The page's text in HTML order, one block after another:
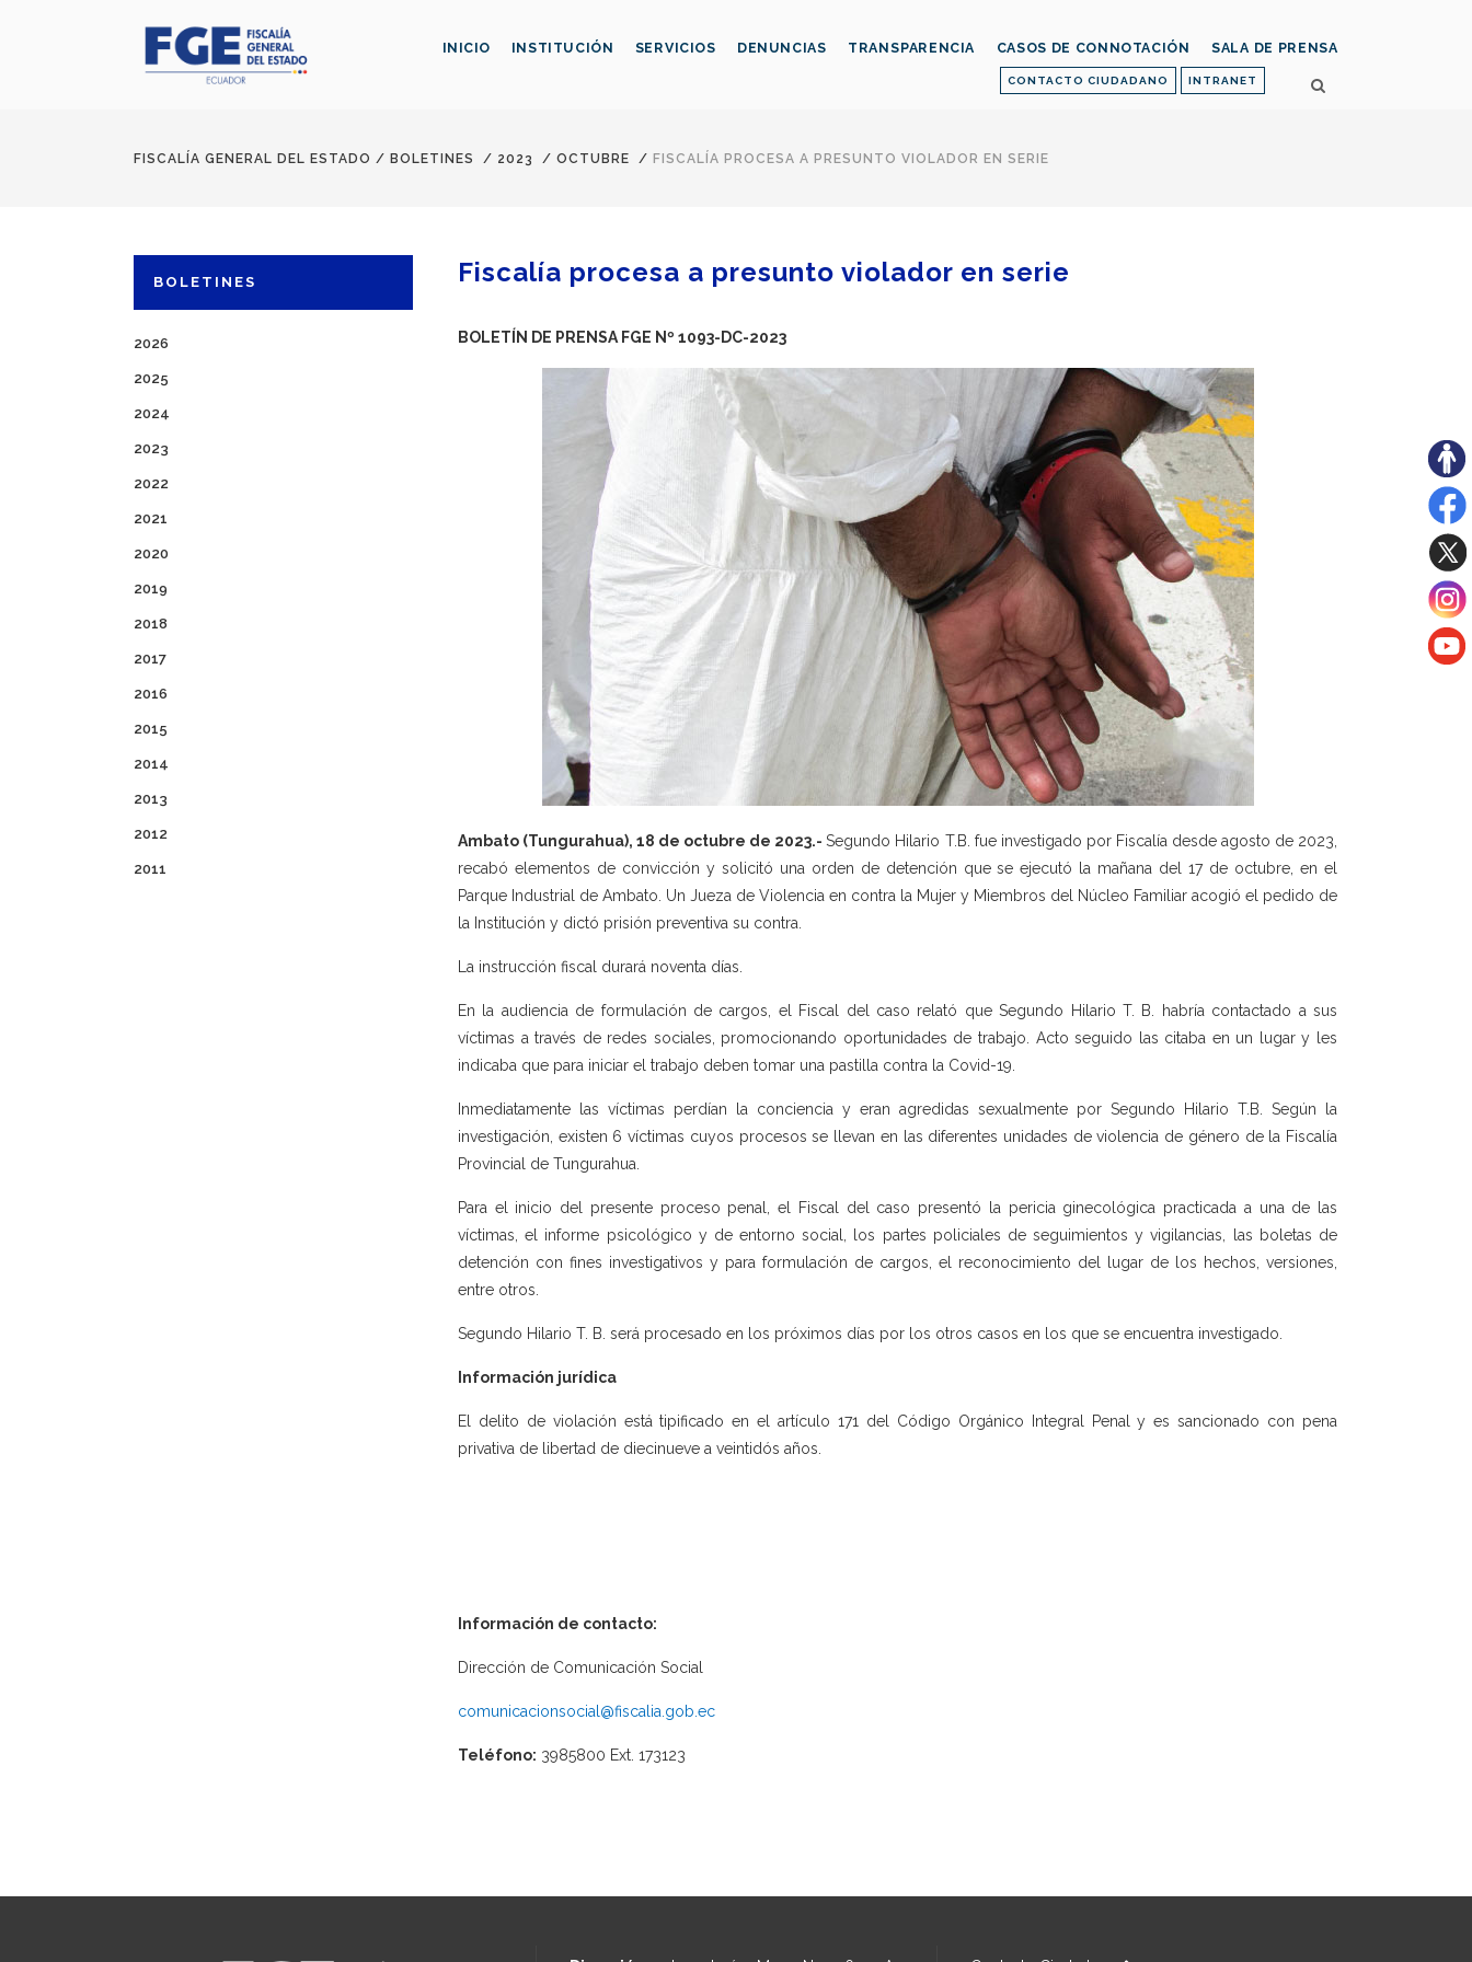
CONTACTO CIUDADANO INTRANET
INICIO INSTITUCIÓN SERVICIOS DENUNCIAS TRANSPARENCIA CASOS DE CONNOTACIÓN SALA DE PRENSA
FISCALÍA GENERAL DEL ESTADO / BOLETINES / 2023 / OCTUBRE / FISCALÍA PROCESA A PRESUNTO VIOLADOR EN SERIE
BOLETINES
2026
2025
2024
2023
2022
2021
2020
2019
2018
2017
2016
2015
2014
2013
2012
2011
Fiscalía procesa a presunto violador en serie
BOLETÍN DE PRENSA FGE Nº 1093-DC-2023
Ambato (Tungurahua), 18 de octubre de 2023.-Segundo Hilario T.B. fue investigado por Fiscalía desde agosto de 2023,
recabó elementos de convicción y solicitó una orden de detención que se ejecutó la mañana del 17 de octubre, en el
Parque Industrial de Ambato. Un Jueza de Violencia en contra la Mujer y Miembros del Núcleo Familiar acogió el pedido de
la Institución y dictó prisión preventiva su contra.
La instrucción fiscal durará noventa días.
En la audiencia de formulación de cargos, el Fiscal del caso relató que Segundo Hilario T. B. habría contactado a sus
víctimas a través de redes sociales, promocionando oportunidades de trabajo. Acto seguido las citaba en un lugar y les
indicaba que para iniciar el trabajo deben tomar una pastilla contra la Covid-19.
Inmediatamente las víctimas perdían la conciencia y eran agredidas sexualmente por Segundo Hilario T.B. Según la
investigación, existen 6 víctimas cuyos procesos se llevan en las diferentes unidades de violencia de género de la Fiscalía
Provincial de Tungurahua.
Para el inicio del presente proceso penal, el Fiscal del caso presentó la pericia ginecológica practicada a una de las
víctimas, el informe psicológico y de entorno social, los partes policiales de seguimientos y vigilancias, las boletas de
detención con fines investigativos y para formulación de cargos, el reconocimiento del lugar de los hechos, versiones,
entre otros.
Segundo Hilario T. B. será procesado en los próximos días por los otros casos en los que se encuentra investigado.
Información jurídica
El delito de violación está tipificado en el artículo 171 del Código Orgánico Integral Penal y es sancionado con pena
privativa de libertad de diecinueve a veintidós años.
Información de contacto:
Dirección de Comunicación Social
comunicacionsocial@fiscalia.gob.ec
Teléfono: 3985800 Ext. 173123